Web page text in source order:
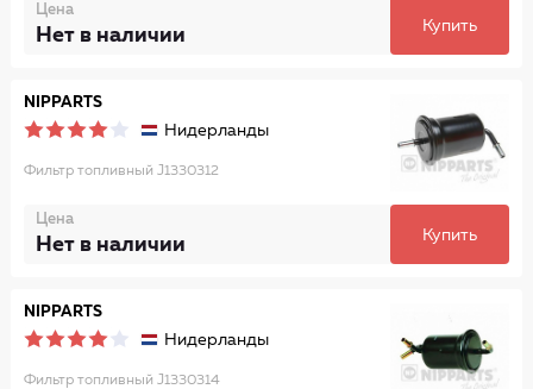
Цена
Нет в наличии Купить
NIPPARTS
Нидерланды
Фильтр топливный J1330312
Цена
Нет в наличии Купить
NIPPARTS
Нидерланды
Фильтр топливный J1330314